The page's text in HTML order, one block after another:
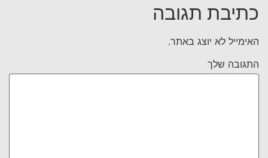
כתיבת תגובה
האימייל לא יוצג באתר.
התגובה שלך